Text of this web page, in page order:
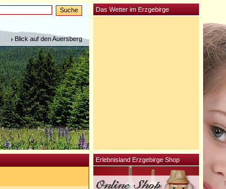
Blick auf den Auersberg
Erlebnisland Erzgebirge Shop
Das Wetter im Erzgebirge